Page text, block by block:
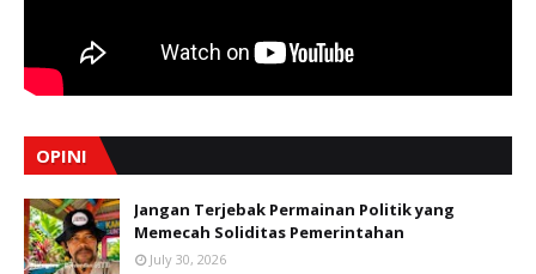
OPINI
Jangan Terjebak Permainan Politik yang
Memecah Soliditas Pemerintahan
July 30, 2026